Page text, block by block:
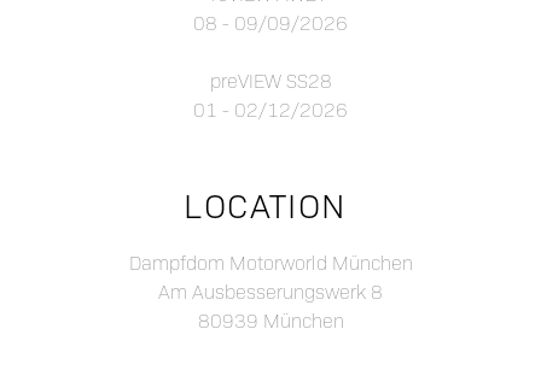
08 - 09/09/2026
preVIEW SS28
01 - 02/12/2026
LOCATION
Dampfdom Motorworld München
Am Ausbesserungswerk 8
80939 München